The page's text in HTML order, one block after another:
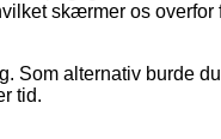
skærmer os overfor
Som alternativ burde
tid.